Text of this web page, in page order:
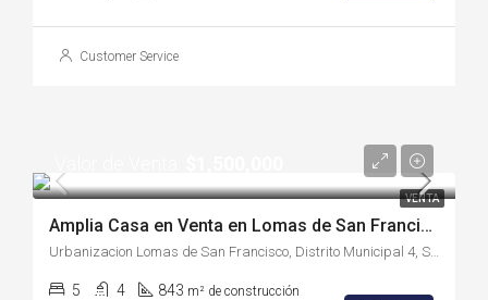
Customer Service
VENTA
Amplia Casa en Venta en Lomas de San Francisco – (LSF2181M)
Urbanizacion Lomas de San Francisco, Distrito Municipal 4, San Salvador, San Salvador Centro, San Salvador, 1502, El Salvador
5 4 843 m² de construcción